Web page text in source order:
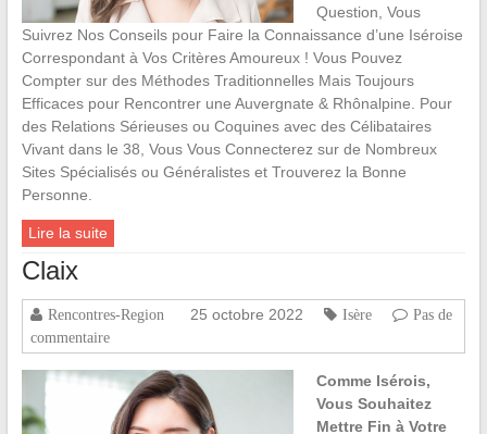
Question, Vous
Suivrez Nos Conseils pour Faire la Connaissance d’une Iséroise
Correspondant à Vos Critères Amoureux ! Vous Pouvez
Compter sur des Méthodes Traditionnelles Mais Toujours
Efficaces pour Rencontrer une Auvergnate & Rhônalpine. Pour
des Relations Sérieuses ou Coquines avec des Célibataires
Vivant dans le 38, Vous Vous Connecterez sur de Nombreux
Sites Spécialisés ou Généralistes et Trouverez la Bonne
Personne.
Lire la suite
Claix
Rencontres-Region 25 octobre 2022 Isère
Pas de
commentaire
Comme Isérois,
Vous Souhaitez
Mettre Fin à Votre